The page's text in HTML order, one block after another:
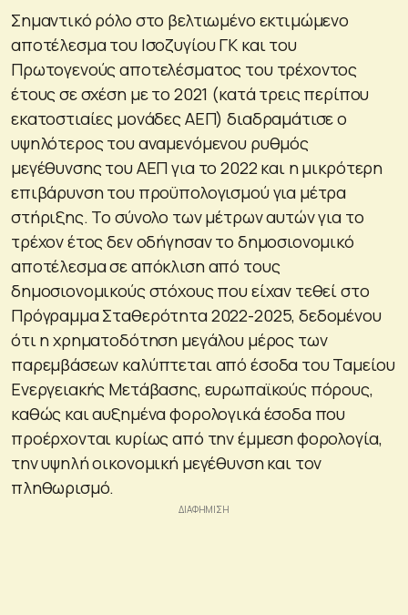
Σημαντικό ρόλο στο βελτιωμένο εκτιμώμενο
αποτέλεσμα του Ισοζυγίου ΓΚ και του
Πρωτογενούς αποτελέσματος του τρέχοντος
έτους σε σχέση με το 2021 (κατά τρεις περίπου
εκατοστιαίες μονάδες ΑΕΠ) διαδραμάτισε ο
υψηλότερος του αναμενόμενου ρυθμός
μεγέθυνσης του ΑΕΠ για το 2022 και η μικρότερη
επιβάρυνση του προϋπολογισμού για μέτρα
στήριξης. Το σύνολο των μέτρων αυτών για το
τρέχον έτος δεν οδήγησαν το δημοσιονομικό
αποτέλεσμα σε απόκλιση από τους
δημοσιονομικούς στόχους που είχαν τεθεί στο
Πρόγραμμα Σταθερότητα 2022-2025, δεδομένου
ότι η χρηματοδότηση μεγάλου μέρος των
παρεμβάσεων καλύπτεται από έσοδα του Ταμείου
Ενεργειακής Μετάβασης, ευρωπαϊκούς πόρους,
καθώς και αυξημένα φορολογικά έσοδα που
προέρχονται κυρίως από την έμμεση φορολογία,
την υψηλή οικονομική μεγέθυνση και τον
πληθωρισμό.